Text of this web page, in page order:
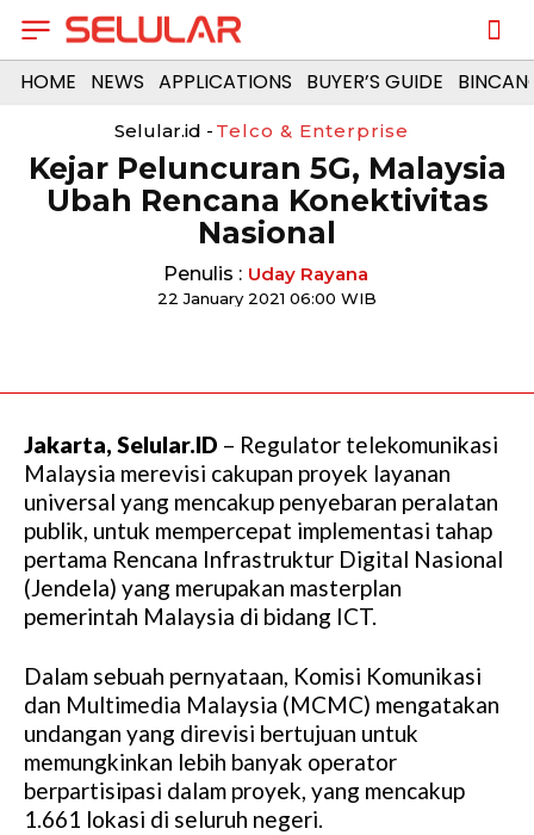
HOME NEWS APPLICATIONS BUYER’S GUIDE
Selular.id - Telco & Enterprise
Kejar Peluncuran 5G, Malaysia
Ubah Rencana Konektivitas
Nasional
Penulis : Uday Rayana
22 January 2021 06:00 WIB
Jakarta, Selular.ID – Regulator telekomunikasi
Malaysia merevisi cakupan proyek layanan
universal yang mencakup penyebaran peralatan
publik, untuk mempercepat implementasi tahap
pertama Rencana Infrastruktur Digital Nasional
(Jendela) yang merupakan masterplan
pemerintah Malaysia di bidang ICT.
Dalam sebuah pernyataan, Komisi Komunikasi
dan Multimedia Malaysia (MCMC) mengatakan
undangan yang direvisi bertujuan untuk
memungkinkan lebih banyak operator
berpartisipasi dalam proyek, yang mencakup
1.661 lokasi di seluruh negeri.